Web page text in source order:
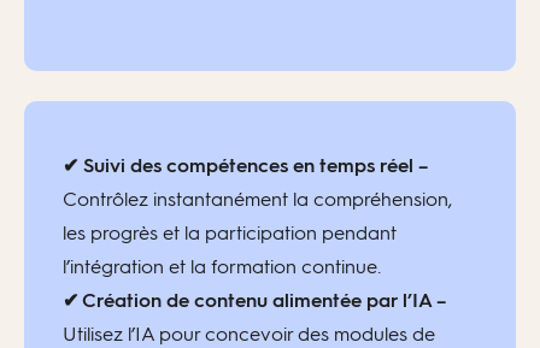
✔ Suivi des compétences en temps réel –
Contrôlez instantanément la compréhension,
les progrès et la participation pendant
l’intégration et la formation continue.
✔ Création de contenu alimentée par l’IA –
Utilisez l’IA pour concevoir des modules de